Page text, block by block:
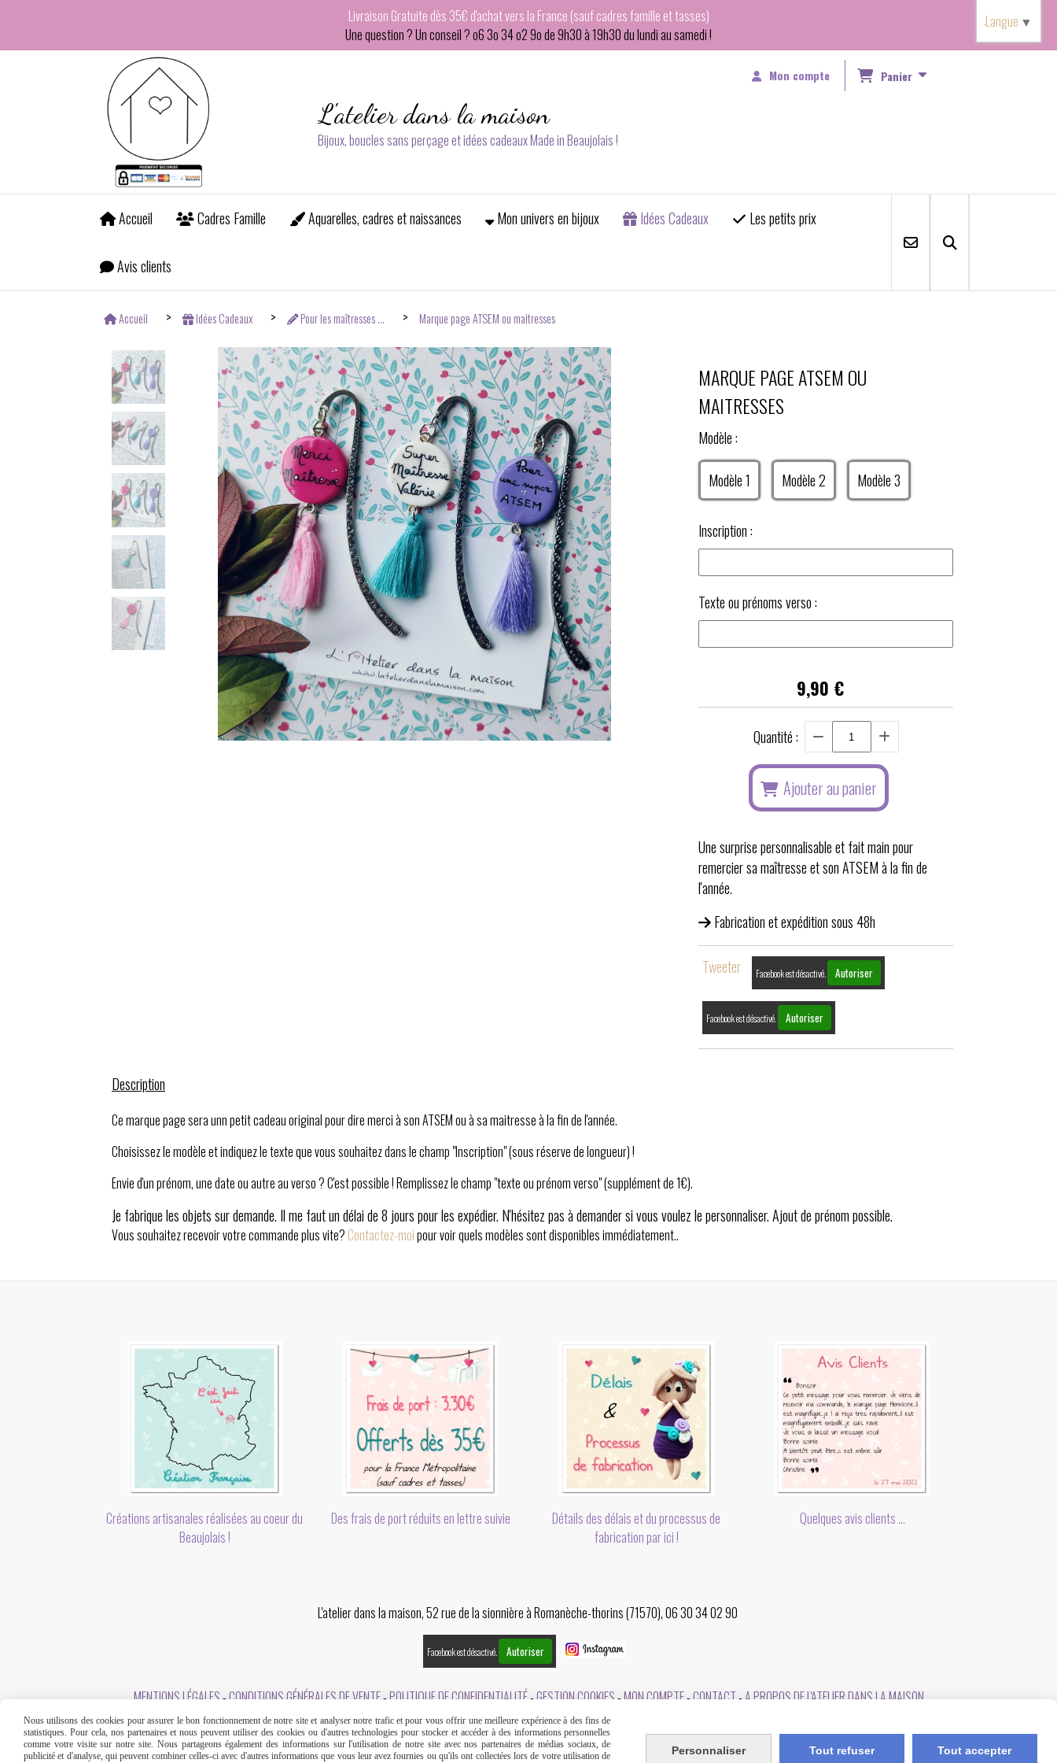
Livraison Gratuite dès 35€ d'achat vers la France (sauf cadres famille et tasses)
Une question ? Un conseil ? o6 3o 34 o2 9o de 9h30 à 19h30 du lundi au samedi !
L'atelier dans la maison
Bijoux, boucles sans perçage et idées cadeaux Made in Beaujolais !
Mon compte Panier
Accueil Cadres Famille Aquarelles, cadres et naissances Mon univers en bijoux Idées Cadeaux Les petits prix
Avis clients
Accueil Idées Cadeaux Pour les maîtresses ... Marque page ATSEM ou maitresses
MARQUE PAGE ATSEM OU
MAITRESSES
Modèle :
Modèle 1 Modèle 2 Modèle 3
Inscription :
Texte ou prénoms verso :
9,90 €
Quantité :
Ajouter au panier
Une surprise personnalisable et fait main pour
remercier sa maîtresse et son ATSEM à la fin de
l'année.
Fabrication et expédition sous 48h
Tweeter Facebook est désactivé. Autoriser
Facebook est désactivé. Autoriser
Description
Ce marque page sera unn petit cadeau original pour dire merci à son ATSEM ou à sa maitresse à la fin de l'année.
Choisissez le modèle et indiquez le texte que vous souhaitez dans le champ "Inscription" (sous réserve de longueur) !
Envie d'un prénom, une date ou autre au verso ? C'est possible ! Remplissez le champ "texte ou prénom verso" (supplément de 1€).
Je fabrique les objets sur demande. Il me faut un délai de 8 jours pour les expédier. N'hésitez pas à demander si vous voulez le personnaliser. Ajout de prénom possible.
Vous souhaitez recevoir votre commande plus vite? Contactez-moipour voir quels modèles sont disponibles immédiatement..
Créations artisanales réalisées au coeur du
Beaujolais !
Des frais de port réduits en lettre suivie
Détails des délais et du processus de
fabrication par ici !
Quelques avis clients ...
L'atelier dans la maison, 52 rue de la sionnière à Romanèche-thorins (71570), 06 30 34 02 90
Facebook est désactivé. Autoriser
MENTIONS LÉGALES CONDITIONS GÉNÉRALES DE VENTE POLITIQUE DE CONFIDENTIALITÉ GESTION COOKIES MON COMPTE CONTACT A PROPOS DE L'ATELIER DANS LA MAISON
Langue ▼
Nous utilisons des cookies pour assurer le bon fonctionnement de notre site et analyser notre trafic et pour vous offrir une meilleure expérience à des fins de
statistiques. Pour cela, nos partenaires et nous peuvent utiliser des cookies ou d'autres technologies pour stocker et accéder à des informations personnelles
comme votre visite sur notre site. Nous partageons également des informations sur l'utilisation de notre site avec nos partenaires de médias sociaux, de
publicité et d'analyse, qui peuvent combiner celles-ci avec d'autres informations que vous leur avez fournies ou qu'ils ont collectées lors de votre utilisation de
Personnaliser Tout refuser Tout accepter